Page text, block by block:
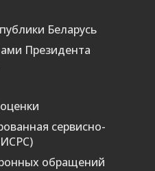
Беларусь
Президента
сервисно-
обращений